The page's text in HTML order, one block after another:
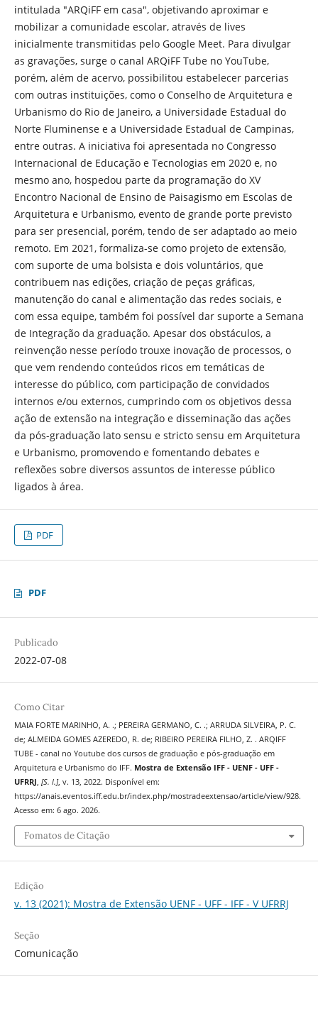
intitulada "ARQiFF em casa", objetivando aproximar e
mobilizar a comunidade escolar, através de lives
inicialmente transmitidas pelo Google Meet. Para divulgar
as gravações, surge o canal ARQiFF Tube no YouTube,
porém, além de acervo, possibilitou estabelecer parcerias
com outras instituições, como o Conselho de Arquitetura e
Urbanismo do Rio de Janeiro, a Universidade Estadual do
Norte Fluminense e a Universidade Estadual de Campinas,
entre outras. A iniciativa foi apresentada no Congresso
Internacional de Educação e Tecnologias em 2020 e, no
mesmo ano, hospedou parte da programação do XV
Encontro Nacional de Ensino de Paisagismo em Escolas de
Arquitetura e Urbanismo, evento de grande porte previsto
para ser presencial, porém, tendo de ser adaptado ao meio
remoto. Em 2021, formaliza-se como projeto de extensão,
com suporte de uma bolsista e dois voluntários, que
contribuem nas edições, criação de peças gráficas,
manutenção do canal e alimentação das redes sociais, e
com essa equipe, também foi possível dar suporte a Semana
de Integração da graduação. Apesar dos obstáculos, a
reinvenção nesse período trouxe inovação de processos, o
que vem rendendo conteúdos ricos em temáticas de
interesse do público, com participação de convidados
internos e/ou externos, cumprindo com os objetivos dessa
ação de extensão na integração e disseminação das ações
da pós-graduação lato sensu e stricto sensu em Arquitetura
e Urbanismo, promovendo e fomentando debates e
reflexões sobre diversos assuntos de interesse público
ligados à área.
PDF
PDF
Publicado
2022-07-08
Como Citar
MAIA FORTE MARINHO, A. .; PEREIRA GERMANO, C. .; ARRUDA SILVEIRA, P. C.
de; ALMEIDA GOMES AZEREDO, R. de; RIBEIRO PEREIRA FILHO, Z. . ARQIFF
TUBE - canal no Youtube dos cursos de graduação e pós-graduação em
Arquitetura e Urbanismo do IFF. Mostra de Extensão IFF - UENF - UFF -
UFRRJ, [S. l.], v. 13, 2022. Disponível em:
https://anais.eventos.iff.edu.br/index.php/mostradeextensao/article/view/928.
Acesso em: 6 ago. 2026.
Fomatos de Citação
Edição
v. 13 (2021): Mostra de Extensão UENF - UFF - IFF - V UFRRJ
Seção
Comunicação